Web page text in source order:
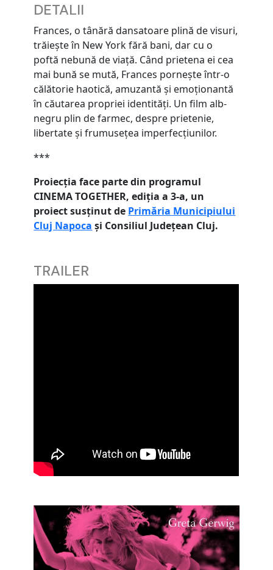
DETALII
Frances, o tânără dansatoare plină de visuri,
trăiește în New York fără bani, dar cu o
poftă nebună de viață. Când prietena ei cea
mai bună se mută, Frances pornește într-o
călătorie haotică, amuzantă și emoționantă
în căutarea propriei identități. Un film alb-
negru plin de farmec, despre prietenie,
libertate și frumusețea imperfecțiunilor.
***
Proiecția face parte din programul
CINEMA TOGETHER, ediția a 3-a, un
proiect susținut de Primăria Municipiului
Cluj Napoca și Consiliul Județean Cluj.
TRAILER